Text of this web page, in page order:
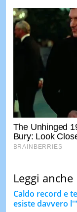
Leggi anche
Caldo record e
esiste davvero